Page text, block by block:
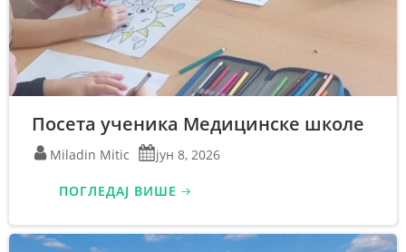
Посета ученика Медицинске школе
Miladin Mitic јун 8, 2026
ПОГЛЕДАЈ ВИШЕ